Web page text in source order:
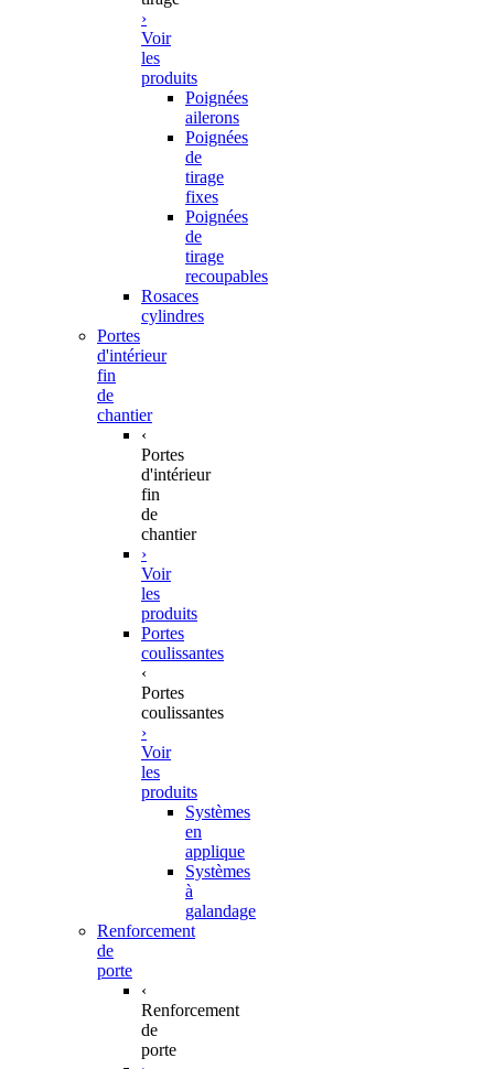
›
Voir
les
produits
Poignées
ailerons
Poignées
de
tirage
fixes
Poignées
de
tirage
recoupables
Rosaces
cylindres
Portes
d'intérieur
fin
de
chantier
‹
Portes
d'intérieur
fin
de
chantier
›
Voir
les
produits
Portes
coulissantes
‹
Portes
coulissantes
›
Voir
les
produits
Systèmes
en
applique
Systèmes
à
galandage
Renforcement
de
porte
‹
Renforcement
de
porte